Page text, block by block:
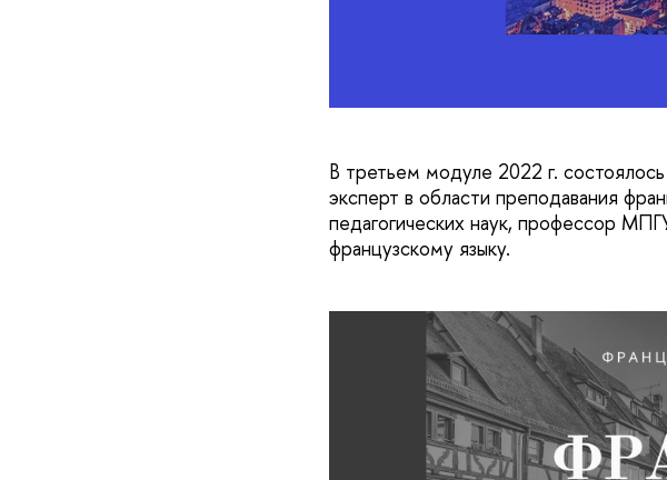
В третьем модуле 2022 г.
эксперт в области преподавания
педагогических наук, профессор
французскому языку.